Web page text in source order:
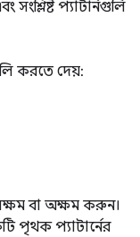
প্যাটার্নগুলি
করতে দেয়:
বা অক্ষম করুন।
পৃথক প্যাটার্নের